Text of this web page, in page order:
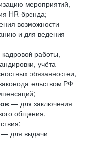
мероприятий,
HR-бренда;
возможности
и для ведения
работы,
учёта
обязанностей,
РФ
— для заключения
общения,
— для выдачи